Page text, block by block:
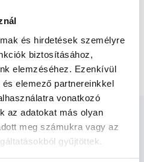
és hirdetések személyre
biztosításához,
elemzéséhez. Ezenkívül
elemező partnereinkkel
vonatkozó
az adatokat más olyan
meg számukra vagy az
gyűjtöttek.
Pszichológus Budakeszi